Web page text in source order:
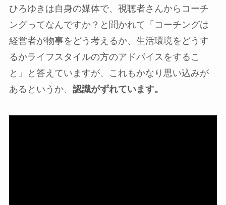
ひろゆきは自身の媒体で、視聴者さんからコーチ
ングってなんですか？と聞かれて「コーチングは
経営者が物事をどう考えるか、生活環境をどうす
るかライフスタイルの方のアドバイスをするこ
と」と答えていますが、これもかなり思い込みが
あるというか、 認識がずれています。